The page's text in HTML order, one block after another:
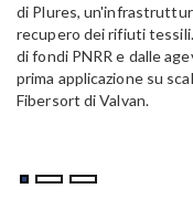
di Plures,
recupero dei rifiuti
di fondi PNRR e dalle
prima applicazione su
Fibersort di Valvan.